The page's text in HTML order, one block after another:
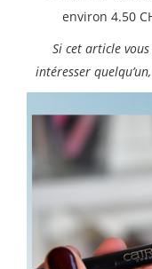
environ 4.50
Si cet article
intéresser